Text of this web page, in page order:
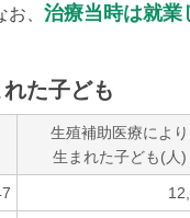
、 治療当時は就業
た子ども
生殖補助医療により
生まれた子ども(人)